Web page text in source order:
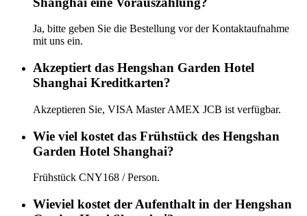
Ja, bitte geben Sie die Bestellung vor der Kontaktaufnahme
mit uns ein.
Akzeptiert das Hengshan Garden Hotel
Shanghai Kreditkarten?
Akzeptieren Sie, VISA Master AMEX JCB ist verfügbar.
Wie viel kostet das Frühstück des Hengshan
Garden Hotel Shanghai?
Frühstück CNY168 / Person.
Wieviel kostet der Aufenthalt in der Hengshan